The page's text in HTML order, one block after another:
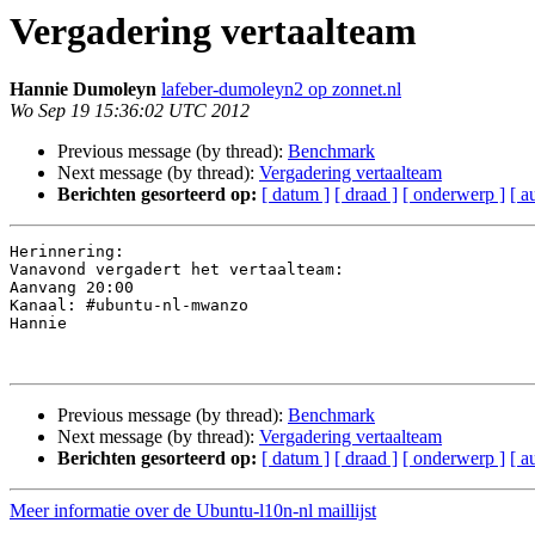
Vergadering vertaalteam
Hannie Dumoleyn lafeber-dumoleyn2 op zonnet.nl
Wo Sep 19 15:36:02 UTC 2012
Previous message (by thread): Benchmark
Next message (by thread): Vergadering vertaalteam
Berichten gesorteerd op: [ datum ] [ draad ] [ onderwerp ] [
Herinnering:
Vanavond vergadert het vertaalteam:
Aanvang 20:00
Kanaal: #ubuntu-nl-mwanzo
Hannie
Previous message (by thread): Benchmark
Next message (by thread): Vergadering vertaalteam
Berichten gesorteerd op: [ datum ] [ draad ] [ onderwerp ] [
Meer informatie over de Ubuntu-l10n-nl maillijst